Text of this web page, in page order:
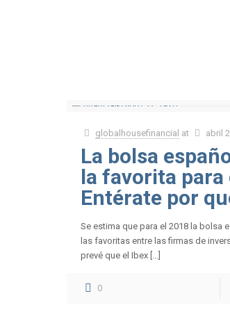
globalhousefinancial at abril
La bolsa
la favorita para
Entérate por
Se estima que para el 2018 la bolsa
las favoritas entre las firmas de
prevé que el Ibex […]
0